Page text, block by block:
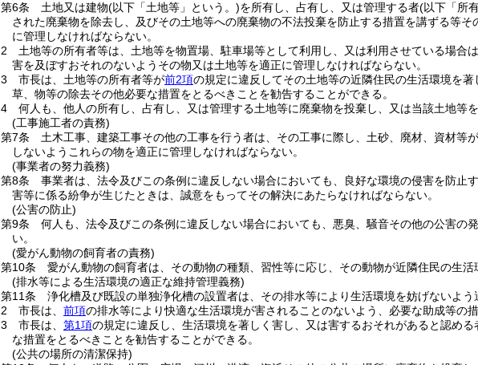
第6条
土地又は建物(以下「土地等」という。)を所有し、占有し、又は管理する者(以下「所
された廃棄物を除去し、及びその土地等への廃棄物の不法投棄を防止する措置を講ずる等
に管理しなければならない。
2
土地等の所有者等は、土地等を物置場、駐車場等として利用し、又は利用させている場合
害を及ぼすおそれのないようその物又は土地等を適正に管理しなければならない。
3
市長は、土地等の所有者等が前2項の規定に違反してその土地等の近隣住民の生活環境を
草、物等の除去その他必要な措置をとるべきことを勧告することができる。
4
何人も、他人の所有し、占有し、又は管理する土地等に廃棄物を投棄し、又は当該土地等
(工事施工者の責務)
第7条
土木工事、建築工事その他の工事を行う者は、その工事に際し、土砂、廃材、資材等
しないようこれらの物を適正に管理しなければならない。
(事業者の努力義務)
第8条
事業者は、法令及びこの条例に違反しない場合においても、良好な環境の侵害を防止
害等に係る紛争が生じたときは、誠意をもってその解決にあたらなければならない。
(公害の防止)
第9条
何人も、法令及びこの条例に違反しない場合においても、悪臭、騒音その他の公害の
い。
(愛がん動物の飼育者の責務)
第10条
愛がん動物の飼育者は、その動物の種類、習性等に応じ、その動物が近隣住民の生活
(排水等による生活環境の適正な維持管理義務)
第11条
浄化槽及び既設の単独浄化槽の設置者は、その排水等により生活環境を妨げないよう
2
市長は、 前項の排水等により快適な生活環境が害されることのないよう、必要な助成等の
3
市長は、 第1項の規定に違反し、生活環境を著しく害し、又は害するおそれがあると認め
な措置をとるべきことを勧告することができる。
(公共の場所の清潔保持)